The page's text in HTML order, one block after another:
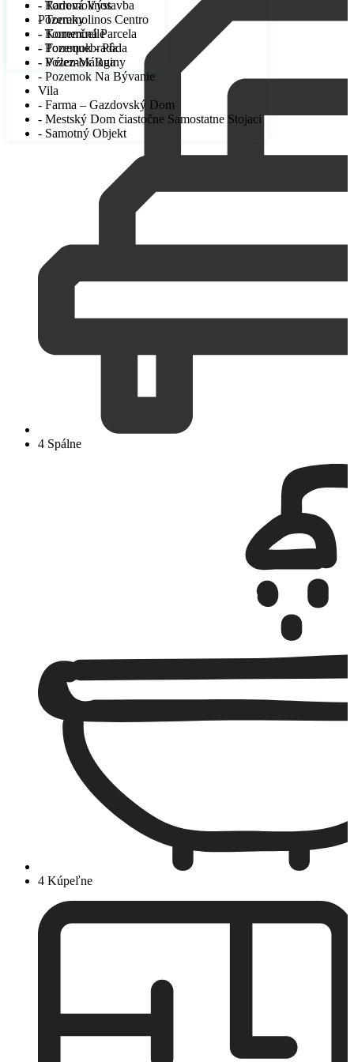
- Radová Výstavba
Pozemky
- Komerčná Parcela
- Pozemok - Pôda
- Pozemok Ruiny
- Pozemok Na Bývanie
Vila
- Farma – Gazdovský Dom
- Mestský Dom čiastočne Samostatne Stojaci
- Samotný Objekt
- Torremolinos
- Torremolinos Centro
- Torremuelle
- Torrequebrada
- Vélez-Málaga
4 Spálne
4 Kúpeľne